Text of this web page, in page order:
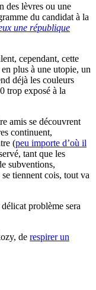
des lèvres ou une
du candidat à la
une république
cependant, cette
plus à une utopie, un
déjà les couleurs
trop exposé à la
amis se découvrent
continuent,
(peu importe d’où il
tant que les
subventions,
tiennent cois, tout va
problème sera
de respirer un